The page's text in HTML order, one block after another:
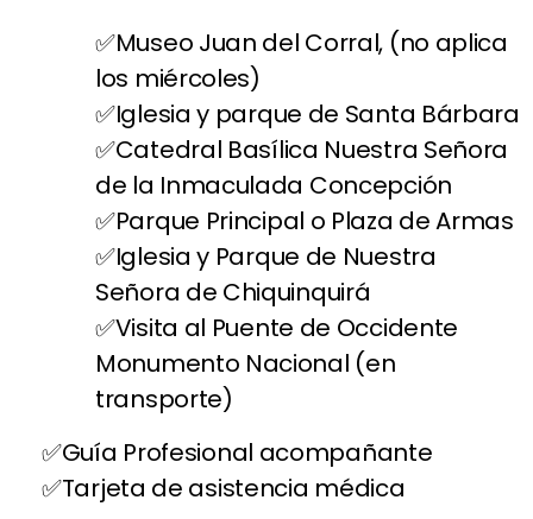
Museo Juan del Corral, (no aplica
los miércoles)
Iglesia y parque de Santa Bárbara
Catedral Basílica Nuestra Señora
de la Inmaculada Concepción
Parque Principal o Plaza de Armas
Iglesia y Parque de Nuestra
Señora de Chiquinquirá
Visita al Puente de Occidente
Monumento Nacional (en
transporte)
Guía Profesional acompañante
Tarjeta de asistencia médica